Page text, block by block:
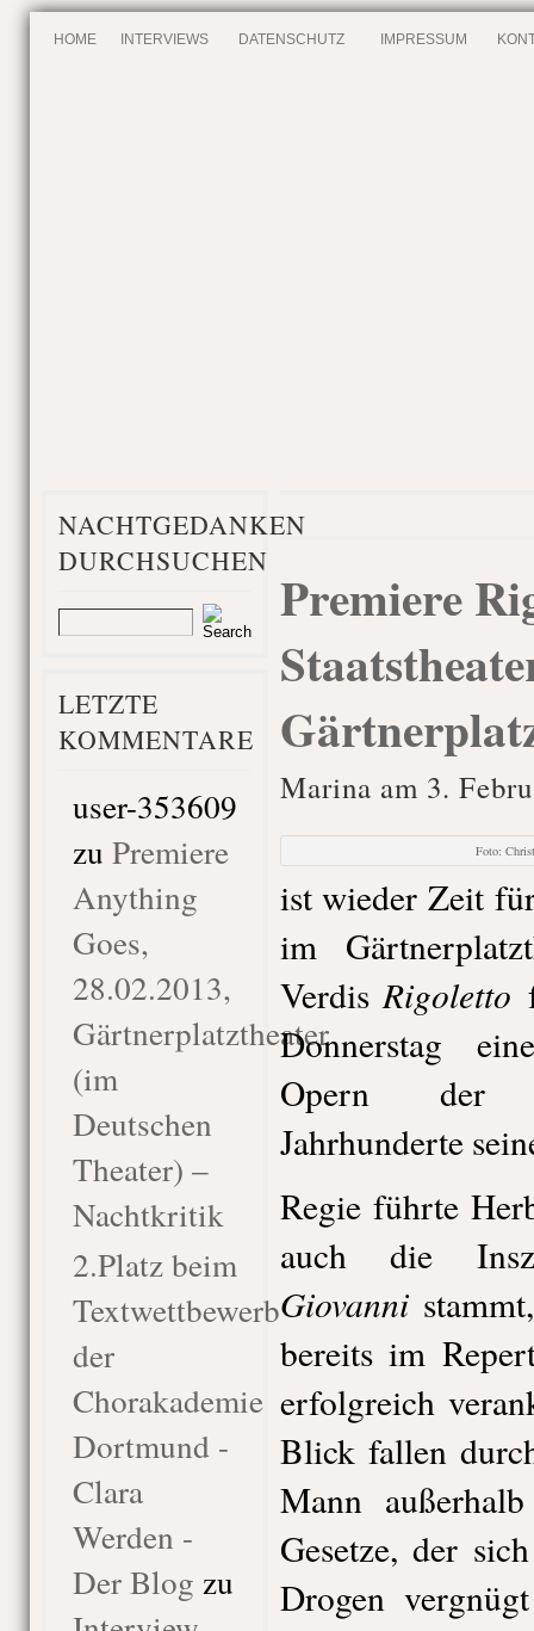
HOME INTERVIEWS DATENSCHUTZ IMPRESSUM
NACHTGEDANKEN
DURCHSUCHEN
LETZTE
KOMMENTARE
user-353609
zu Premiere
Anything
Goes,
28.02.2013,
Gärtnerplatztheater
(im
Deutschen
Theater) –
Nachtkritik
2.Platz beim
Textwettbewerb
der
Chorakademie
Dortmund -
Clara
Werden -
Der Blog zu
Premiere
Marina am 3.
Foto:
ist wieder Zeit
im
VerdisRigoletto
Donnerstag
Opern der
Jahrhunderte
Regie führte
auch die
Giovanni
bereits im
erfolgreich
Blick fallen
Mann
Gesetze, der
Drogen